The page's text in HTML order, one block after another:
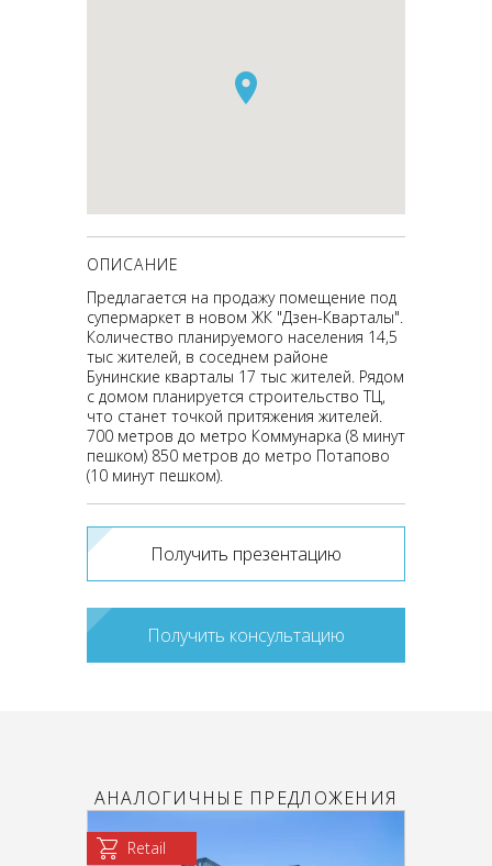
ОПИСАНИЕ
Предлагается на продажу помещение под
супермаркет в новом ЖК "Дзен-Кварталы".
Количество планируемого населения 14,5
тыс жителей, в соседнем районе
Бунинские кварталы 17 тыс жителей. Рядом
с домом планируется строительство ТЦ,
что станет точкой притяжения жителей.
700 метров до метро Коммунарка (8 минут
пешком) 850 метров до метро Потапово
(10 минут пешком).
Получить презентацию
Получить консультацию
АНАЛОГИЧНЫЕ ПРЕДЛОЖЕНИЯ
Retail